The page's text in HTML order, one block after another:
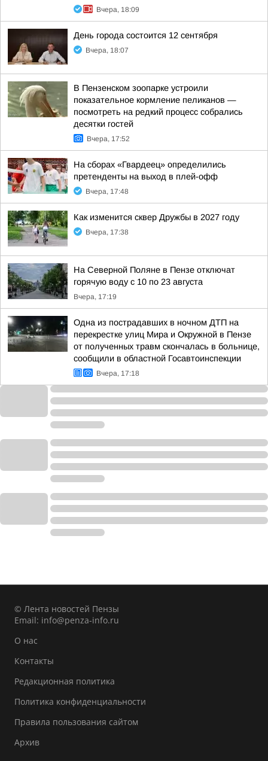
Вчера, 18:09
День города состоится 12 сентября
Вчера, 18:07
В Пензенском зоопарке устроили
показательное кормление пеликанов —
посмотреть на редкий процесс собрались
десятки гостей
Вчера, 17:52
На сборах «Гвардеец» определились
претенденты на выход в плей-офф
Вчера, 17:48
Как изменится сквер Дружбы в 2027 году
Вчера, 17:38
На Северной Поляне в Пензе отключат
горячую воду с 10 по 23 августа
Вчера, 17:19
Одна из пострадавших в ночном ДТП на
перекрестке улиц Мира и Окружной в Пензе
от полученных травм скончалась в больнице,
сообщили в областной Госавтоинспекции
Вчера, 17:18
© Лента новостей Пензы
Email: info@penza-info.ru
О нас
Контакты
Редакционная политика
Политика конфиденциальности
Правила пользования сайтом
Архив